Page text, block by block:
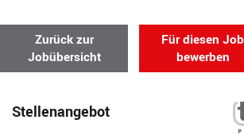
Zurück zur
Jobübersicht
Für diesen Job
bewerben
Stellenangebot